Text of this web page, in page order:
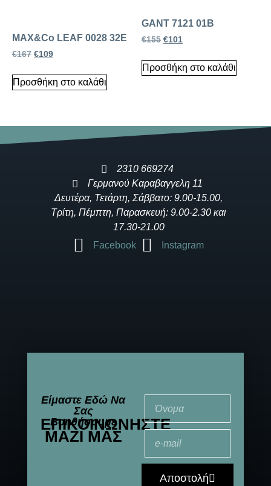
MAX&Co LEAF 0028 32E
€167 €109
Προσθήκη στο καλάθι
GANT 7121 01B
€155 €101
Προσθήκη στο καλάθι
2310 669274
Γερμανού Καραβαγγελη 11
Δευτέρα, Τετάρτη, Σάββατο: 9.00-15.00,
Τρίτη, Πέμπτη, Παρασκευή: 9.00-2.30 και
17.30-21.00
Facebook
Instagram
Είμαστε Εδώ Να
Σας
Βοηθήσουμε
ΕΠΙΚΟΙΝΩΝΉΣΤΕ
ΜΑΖΊ ΜΑΣ
Αποστολή